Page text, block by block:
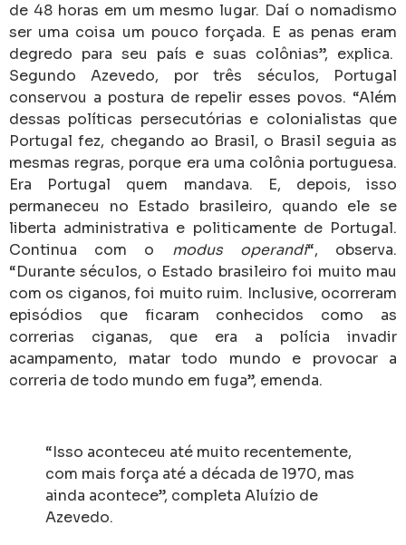
de 48 horas em um mesmo lugar. Daí o nomadismo
ser uma coisa um pouco forçada. E as penas eram
degredo para seu país e suas colônias”, explica.
Segundo Azevedo, por três séculos, Portugal
conservou a postura de repelir esses povos. “Além
dessas políticas persecutórias e colonialistas que
Portugal fez, chegando ao Brasil, o Brasil seguia as
mesmas regras, porque era uma colônia portuguesa.
Era Portugal quem mandava. E, depois, isso
permaneceu no Estado brasileiro, quando ele se
liberta administrativa e politicamente de Portugal.
Continua com o modus operandi“, observa.
“Durante séculos, o Estado brasileiro foi muito mau
com os ciganos, foi muito ruim. Inclusive, ocorreram
episódios que ficaram conhecidos como as
correrias ciganas, que era a polícia invadir
acampamento, matar todo mundo e provocar a
correria de todo mundo em fuga”, emenda.
“Isso aconteceu até muito recentemente,
com mais força até a década de 1970, mas
ainda acontece”, completa Aluízio de
Azevedo.